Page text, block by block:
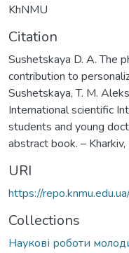
KhNMU
Citation
Sushetskaya D. A. Тhe
contribution to
Sushetskaya, T. M.
International scientific
students and young
abstract book. –
URI
https://
Collections
Наукові роботи